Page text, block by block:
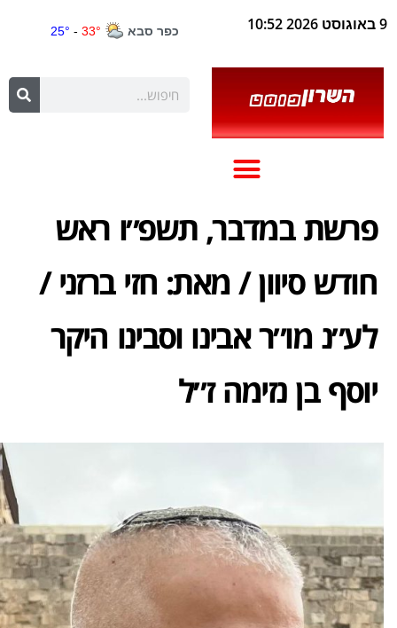
9 באוגוסט 2026 10:52
פרשת במדבר, תשפ״ו ראש
חודש סיוון / מאת: חזי ברזני /
לע״נ מו״ר אבינו וסבינו היקר
יוסף בן נזימה ז״ל